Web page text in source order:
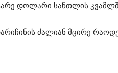
დოლარი სანთლის
ძალიან მცირე